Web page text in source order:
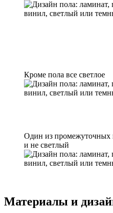
Кроме пола все светлое
Один из
и не светлый
Материалы и